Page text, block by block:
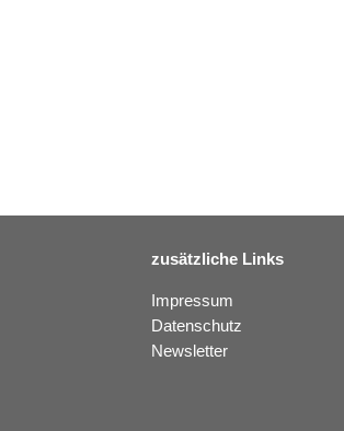
zusätzliche Links
Impressum
Datenschutz
Newsletter